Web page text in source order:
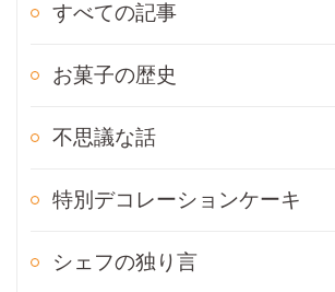
すべての記事
お菓子の歴史
不思議な話
特別デコレーションケーキ
シェフの独り言